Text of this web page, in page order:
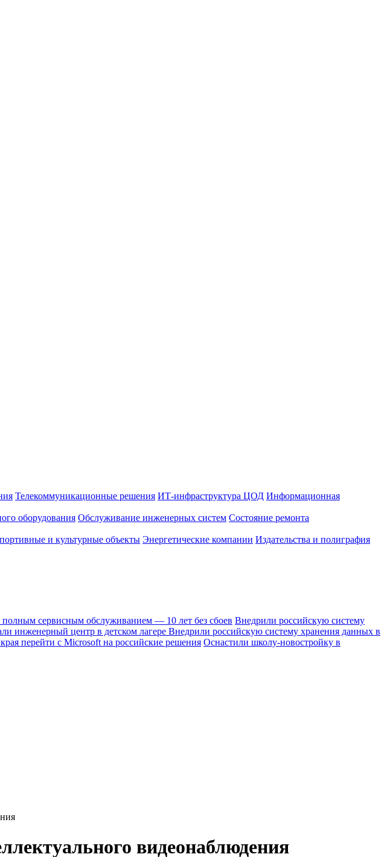
Телекоммуникационные решения ИТ-инфраструктура ЦОД Информационная
оборудования Обслуживание инженерных систем Состояние ремонта
и культурные объекты Энергетические компании Издательства и полиграфия
полным сервисным обслуживанием — 10 лет без сбоев Внедрили российскую систему
инженерный центр в детском лагере Внедрили российскую систему хранения данных в
перейти с Microsoft на российские решения Оснастили школу-новостройку в
видеонаблюдения